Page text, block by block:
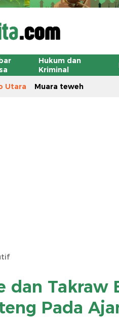
Hukum dan
Kriminal
Utara Muara teweh
dan Takraw
Pada